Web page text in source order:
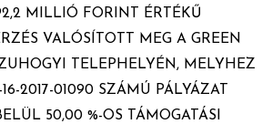
MILLIÓ FORINT ÉRTÉKŰ
VALÓSÍTOTT MEG A GREEN
TELEPHELYÉN, MELYHEZ
16-2017-01090 SZÁMÚ PÁLYÁZAT
50,00 %-OS TÁMOGATÁSI